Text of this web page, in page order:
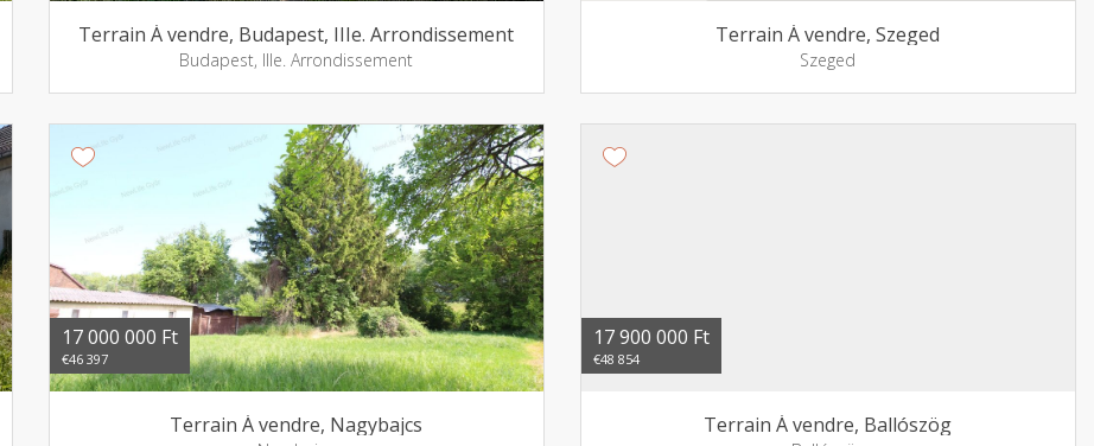
Terrain Á vendre, Budapest, IIIe. Arrondissement
Budapest, IIIe. Arrondissement
Terrain Á vendre, Szeged
Szeged
17 000 000 Ft
€46 397
Terrain Á vendre, Nagybajcs
17 900 000 Ft
€48 854
Terrain Á vendre, Ballószög